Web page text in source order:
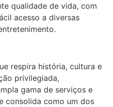
qualidade de vida, com
acesso a diversas
respira história, cultura e
privilegiada,
gama de serviços e
consolida como um dos